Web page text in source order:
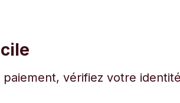
vérifiez votre